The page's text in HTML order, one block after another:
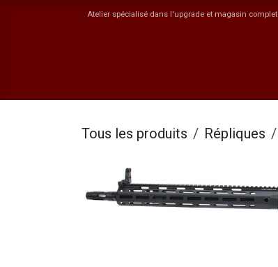
Se rendre au contenuAtelier spécialisé dans l'upgrade et magasin complet
Tous les produits Répliques